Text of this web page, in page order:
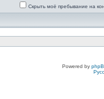
Скрыть моё пребывание на
Powered by